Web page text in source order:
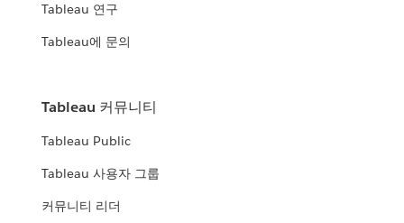
Tableau 연구
Tableau에 문의
Tableau 커뮤니티
Tableau Public
Tableau 사용자 그룹
커뮤니티 리더